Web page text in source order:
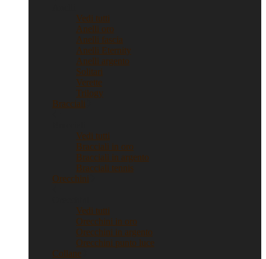
Vedi tutti
Anelli oro
Anelli fascia
Anelli Eternity
Anelli argento
Solitari
Verette
Trilogy
Bracciali
Vedi tutti
Bracciali in oro
Bracciali in argento
Bracciali tennis
Orecchini
Vedi tutti
Orecchini in oro
Orecchini in argento
Orecchini punto luce
Collane